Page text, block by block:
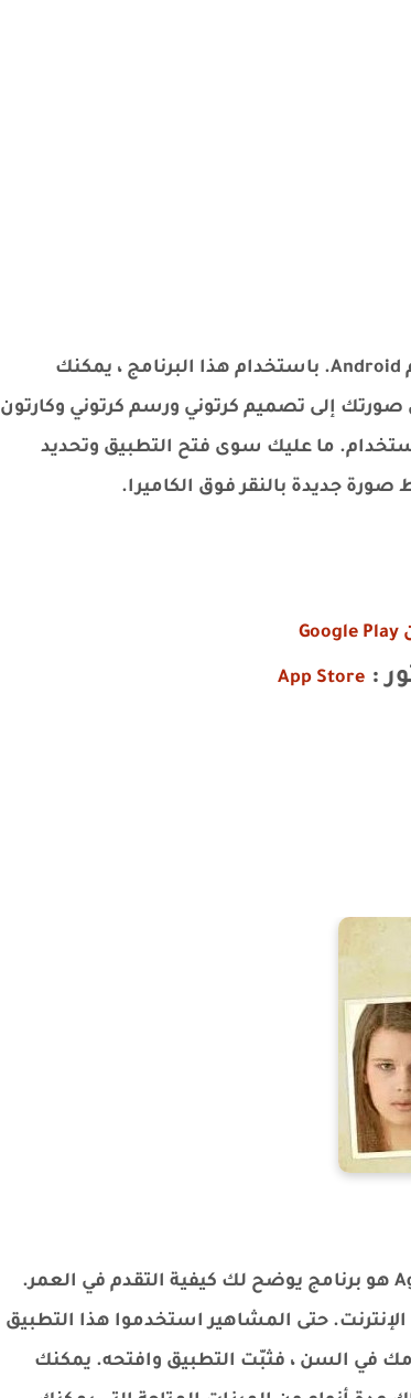
تطبيق Cartoon Yourself هو تطبيق محرر صور رائع لنظام Android. باستخدام هذا البرنامج ، يمكنك
إلى تصميم كرتوني ورسم كرتوني وكارتون
ما عليك سوى فتح التطبيق وتحديد
صورة جديدة بالنقر فوق الكاميرا.
App Store
في السابق ، انتشر هذا البرنامج على الإنترنت. AgingBooth هو برنامج يوضح لك كيفية التقدم في العمر.
حتى المشاهير استخدموا هذا التطبيق
في السن ، فثبّت التطبيق وافتحه. يمكنك